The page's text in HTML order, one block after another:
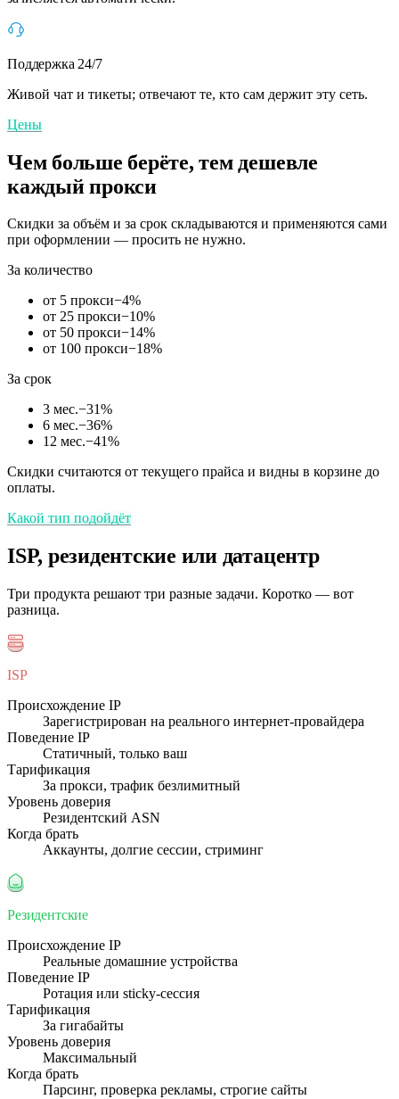
Поддержка 24/7
Живой чат и тикеты; отвечают те, кто сам держит эту сеть.
Цены
Чем больше берёте, тем дешевле
каждый прокси
Скидки за объём и за срок складываются и применяются сами
при оформлении — просить не нужно.
За количество
от 5 прокси−4%
от 25 прокси−10%
от 50 прокси−14%
от 100 прокси−18%
За срок
3 мес.−31%
6 мес.−36%
12 мес.−41%
Скидки считаются от текущего прайса и видны в корзине до
оплаты.
Какой тип подойдёт
ISP, резидентские или датацентр
Три продукта решают три разные задачи. Коротко — вот
разница.
ISP
Происхождение IP
Зарегистрирован на реального интернет-провайдера
Поведение IP
Статичный, только ваш
Тарификация
За прокси, трафик безлимитный
Уровень доверия
Резидентский ASN
Когда брать
Аккаунты, долгие сессии, стриминг
Резидентские
Происхождение IP
Реальные домашние устройства
Поведение IP
Ротация или sticky-сессия
Тарификация
За гигабайты
Уровень доверия
Максимальный
Когда брать
Парсинг, проверка рекламы, строгие сайты